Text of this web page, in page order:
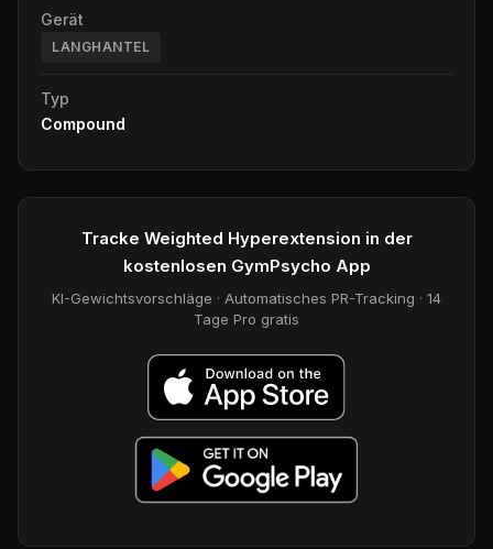
Gerät
LANGHANTEL
Typ
Compound
Tracke Weighted Hyperextension in der
kostenlosen GymPsycho App
KI-Gewichtsvorschläge · Automatisches PR-Tracking · 14
Tage Pro gratis